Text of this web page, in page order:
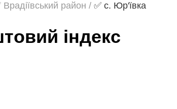
Врадіївський район / ✅ с. Юр'ївка
індекс